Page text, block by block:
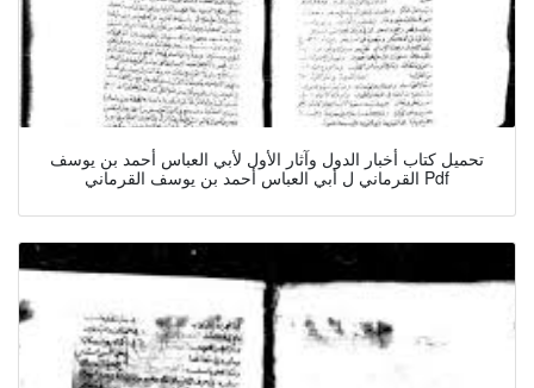
تحميل كتاب أخبار الدول وآثار الأول لأبي العباس أحمد بن يوسف
القرماني ل أبي العباس أحمد بن يوسف القرماني Pdf